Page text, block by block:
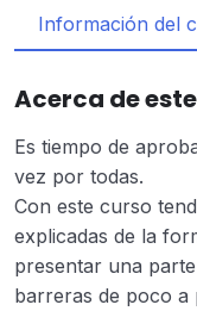
Información del
Acerca de
Es tiempo de
vez por todas.
Con este curso
explicadas de la
presentar una
barreras de poco a